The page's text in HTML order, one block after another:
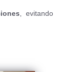
, evitando